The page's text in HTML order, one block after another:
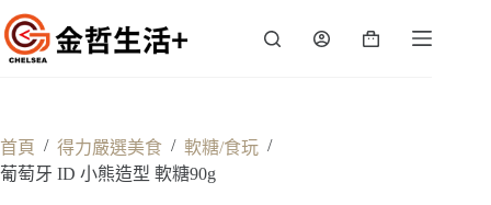
跳
至
主
容
購
首頁 / 得力嚴選美食 / 軟糖/食玩 /
葡萄牙 ID 小熊造型 軟糖90g